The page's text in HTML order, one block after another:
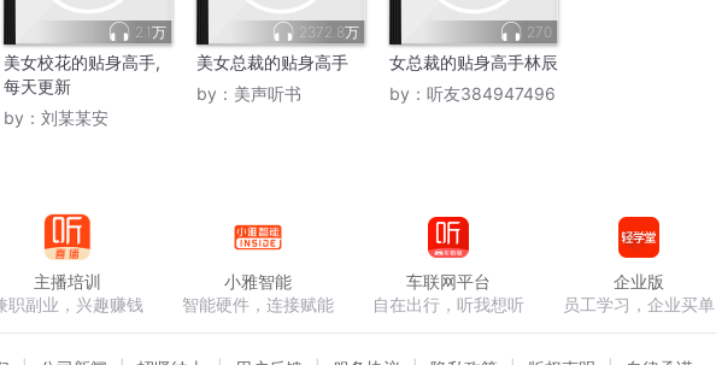
2.1万
美女校花的贴身高手,
每天更新
by： 刘某某安
2372.8万
美女总裁的贴身高手
by： 美声听书
270
女总裁的贴身高手林辰
by： 听友384947496
主播培训
职副业，兴趣赚钱
小雅智能
智能硬件，连接赋能
车联网平台
自在出行，听我想听
企业版
员工学习，企业买单